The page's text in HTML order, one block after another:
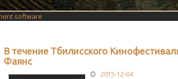
software
В течение Тбилисского
Фаянс
2015-12-04